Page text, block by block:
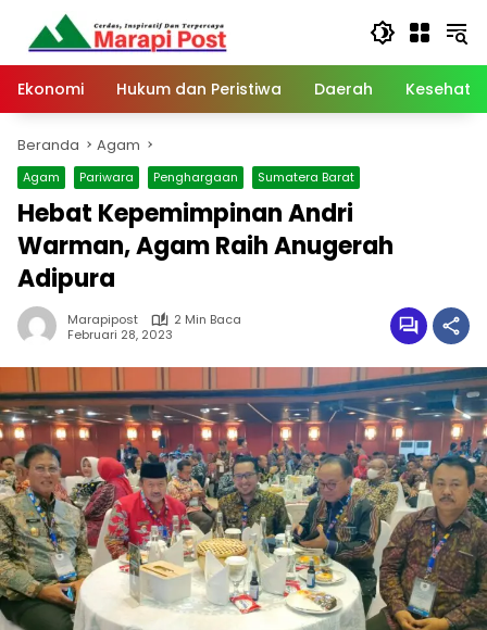
Langsung
konten
Ekonomi
Hukum dan Peristiwa Daerah
Beranda Agam
Agam Pariwara Penghargaan Sumatera Barat
Hebat Kepemimpinan Andri
Warman, Agam Raih Anugerah
Adipura
Marapipost
2 Min Baca
Februari 28, 2023